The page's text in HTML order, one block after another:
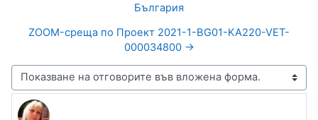
България
ZOOM-среща по Проект 2021-1-BG01-KA220-VET-
000034800 →
Начин на показване